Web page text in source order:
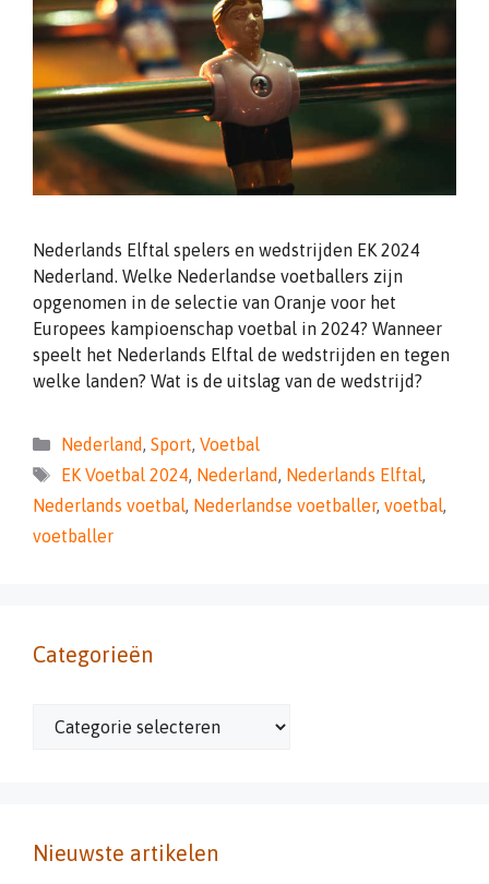
Nederlands Elftal spelers en wedstrijden EK 2024
Nederland. Welke Nederlandse voetballers zijn
opgenomen in de selectie van Oranje voor het
Europees kampioenschap voetbal in 2024? Wanneer
speelt het Nederlands Elftal de wedstrijden en tegen
welke landen? Wat is de uitslag van de wedstrijd?
Categorieën
Nederland, Sport, Voetbal
Tags
EK Voetbal 2024, Nederland, Nederlands Elftal,
Nederlands voetbal, Nederlandse voetballer, voetbal,
voetballer
Categorieën
Categorieën
Nieuwste artikelen